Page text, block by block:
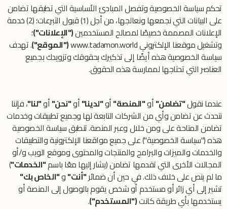
تحكم سياسة الخصوصية وتفصل المبادئ الأساسية التي تطبقها تضامن
على البيانات التي نجمعها ونعالجها، من أجل (1) قبول التبرعات؛ (2) خدمة
الإعلانات المصممة خصيصًا لمصالح المستخدمين("الإعلانات")؛
وتشغيل موقعنا الإلكتروني www.tadamon.world
("الموقع"). تهدف
سياسة الخصوصية هذه أيضًا إلى تذكيرك بحقوقك وتزويدك بجميع
العناصر التي تحتاجها لممارسة هذه الحقوق.
عندما نقول"تضامن"أو"المنصة"أو"لدينا"أو"نحن"أو"لنا"، فإننا
نتحدث عن تضامن وأي من الشركات التابعة لها وجميع تطبيقات وخدمات
تضامن المتاحة على ومن خلال وعبر المنصة. تنطبق سياسة الخصوصية
هذه ("سياسة الخصوصية") على جميع مواقعنا الإلكترونية والتطبيقات
والخدمات والميزات والبرامج والمنتجات والمحتوى وموقع الويب و/أو
المجالات الأخرى التي تقدمها تضامن (يشار إليها معًا باسم"الخدمات")
ما لم ينص على خلاف ذلك. في حين أن ضمائر"أنت"و"الخاص بك"
تشير إلى أي زائر أو مستخدم أو شخص يقوم بالوصول إلى المنصة أو
يستخدمها بأي طريقة كانت("المستخدم").